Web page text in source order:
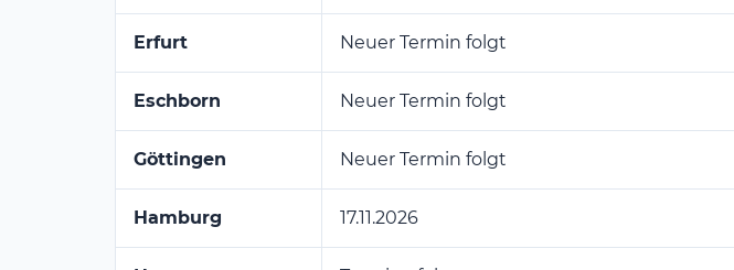
Erfurt Neuer Termin folgt
Eschborn Neuer Termin folgt
Göttingen Neuer Termin folgt
Hamburg 17.11.2026